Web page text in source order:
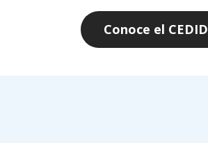
Conoce el CEDID